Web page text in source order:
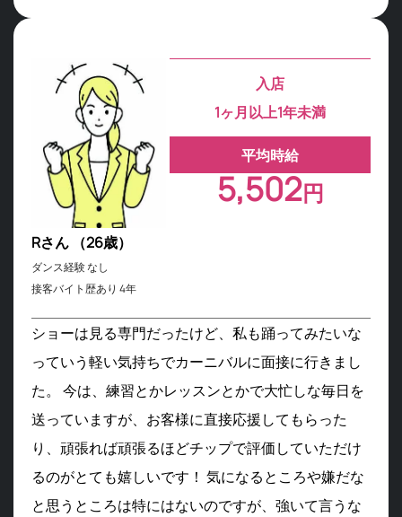
Rさん （26歳）
入店
1ヶ月以上1年未満
平均時給
5,502円
ダンス経験 なし
接客バイト歴あり 4年
ショーは見る専門だったけど、私も踊ってみたいな
っていう軽い気持ちでカーニバルに面接に行きまし
た。 今は、練習とかレッスンとかで大忙しな毎日を
送っていますが、お客様に直接応援してもらった
り、頑張れば頑張るほどチップで評価していただけ
るのがとても嬉しいです！ 気になるところや嫌だな
と思うところは特にはないのですが、強いて言うな